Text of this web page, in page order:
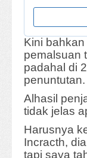
Kini
pemalsuan
padahal di
penuntutan.
Alhasil
tidak jelas
Harusnya
Incracth,
tapi saya